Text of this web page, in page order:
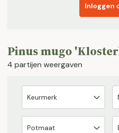
Inloggen
Pinus mugo
4 partijen weergaven